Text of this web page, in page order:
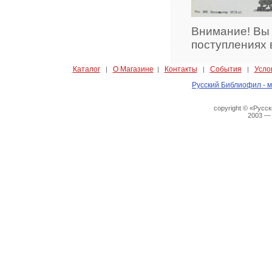
Внимание! Вы
Каталог| О Магазине | Контакты | События |
Русский Библиофил -
copyright ©
2003 —